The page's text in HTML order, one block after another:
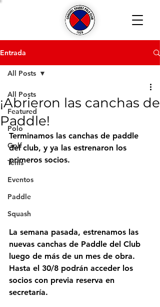
Entrada
All Posts
Featured
Polo
Golf
Tenis
Eventos
Paddle
Squash
All Posts
¡Abrieron las canchas de
Paddle!
Terminamos las canchas de paddle
del club, y ya las estrenaron los
primeros socios.
La semana pasada, estrenamos las
nuevas canchas de Paddle del Club
luego de más de un mes de obra.
Hasta el 30/8 podrán acceder los
socios con previa reserva en
secretaría.